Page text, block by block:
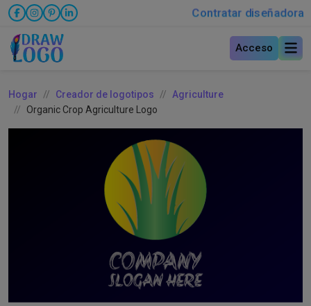
Contratar diseñadora
Acceso
Hogar Creador de logotipos
Agriculture
Organic Crop Agriculture Logo